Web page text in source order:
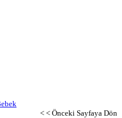
< < Önceki Sayfaya Dön